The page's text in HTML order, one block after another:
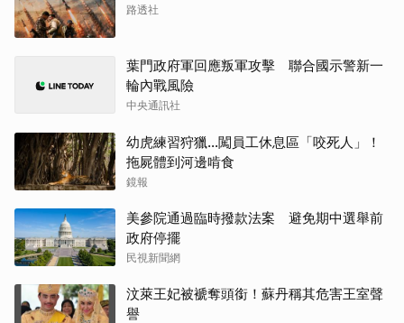
路透社
葉門政府軍回應叛軍攻擊 聯合國示警新一
輪內戰風險
中央通訊社
幼虎練習狩獵…闖員工休息區「咬死人」！
拖屍體到河邊啃食
鏡報
美參院通過臨時撥款法案 避免期中選舉前
政府停擺
民視新聞網
汶萊王妃被褫奪頭銜！蘇丹稱其危害王室聲
譽